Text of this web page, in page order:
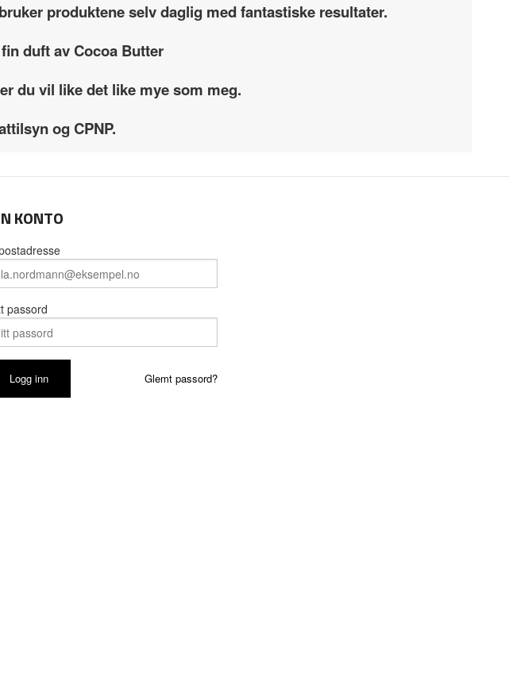
produktene selv daglig med fantastiske resultater.
duft av Cocoa Butter
du vil like det like mye som meg.
og CPNP.
KONTO
passord
Glemt passord?